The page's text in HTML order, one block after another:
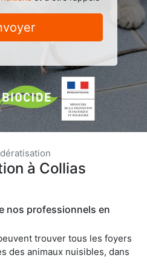
à Collias
nos professionnels en
trouver tous les foyers
des animaux nuisibles, dans